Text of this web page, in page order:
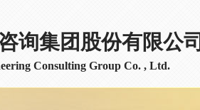
询集团股份有限公司
Consulting Group Co. , Ltd.